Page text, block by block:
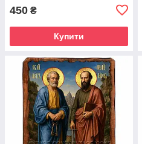
450 ₴
Купити